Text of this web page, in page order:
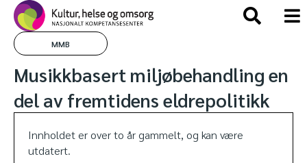
MMB
Musikkbasert miljøbehandling en
del av fremtidens eldrepolitikk
Innholdet er over to år gammelt, og kan være
utdatert.